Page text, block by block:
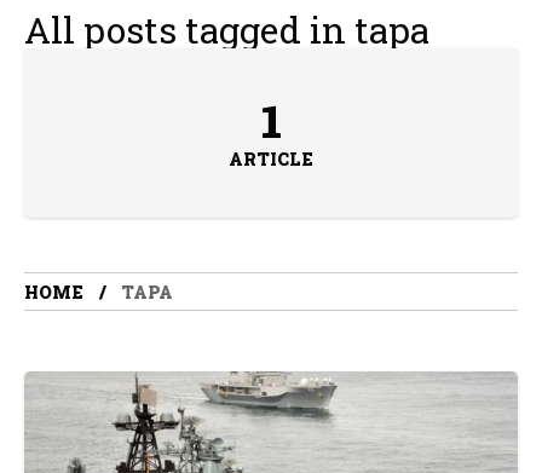
All posts tagged in tapa
1
ARTICLE
HOME TAPA